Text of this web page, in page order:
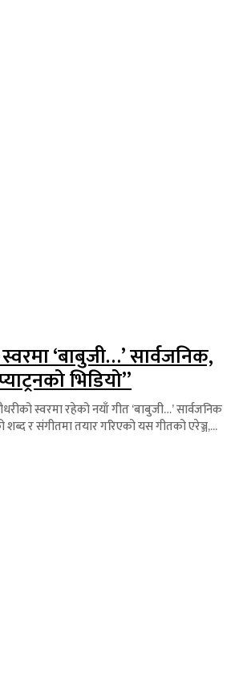
‘बाबुजी…’ सार्वजनिक,
भिडियो”
स्वरमा रहेको नयाँ गीत ‘बाबुजी…’ सार्वजनिक
शब्द र संगीतमा तयार गरिएको यस गीतको एरेञ्ज,...